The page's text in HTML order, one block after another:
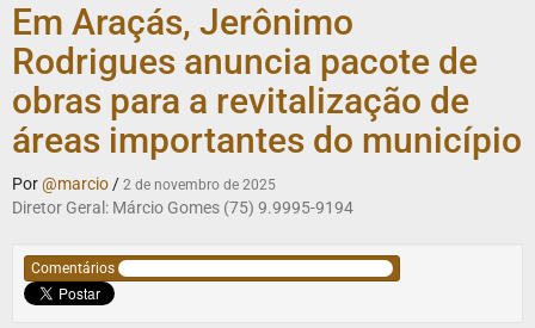
Em Araçás, Jerônimo
Rodrigues anuncia pacote de
obras para a revitalização de
áreas importantes do município
Por@marcio / 2 de novembro de 2025
Diretor Geral: Márcio Gomes (75) 9.9995-9194
Comentários